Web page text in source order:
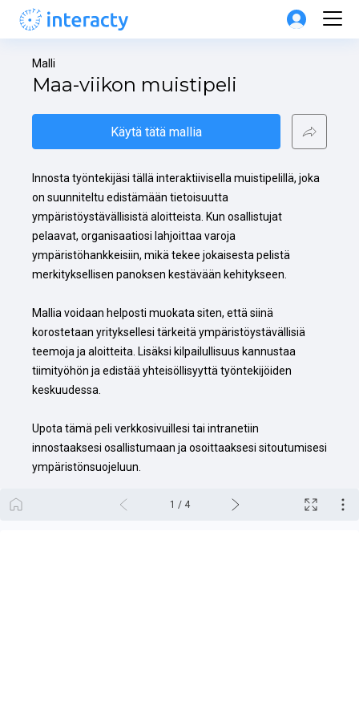
Malli
Maa-viikon muistipeli
Käytä tätä mallia
Innosta työntekijäsi tällä interaktiivisella muistipelillä, joka
on suunniteltu edistämään tietoisuutta
ympäristöystävällisistä aloitteista. Kun osallistujat
pelaavat, organisaatiosi lahjoittaa varoja
ympäristöhankkeisiin, mikä tekee jokaisesta pelistä
merkityksellisen panoksen kestävään kehitykseen.
Mallia voidaan helposti muokata siten, että siinä
korostetaan yrityksellesi tärkeitä ympäristöystävällisiä
teemoja ja aloitteita. Lisäksi kilpailullisuus kannustaa
tiimityöhön ja edistää yhteisöllisyyttä työntekijöiden
keskuudessa.
Upota tämä peli verkkosivuillesi tai intranetiin
innostaaksesi osallistumaan ja osoittaaksesi sitoutumisesi
ympäristönsuojeluun.